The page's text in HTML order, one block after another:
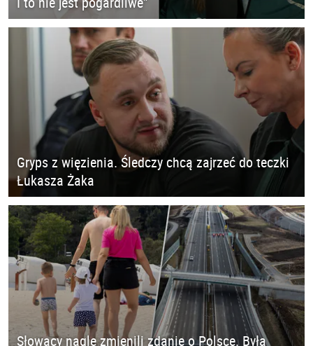
Gryps z więzienia. Śledczy chcą zajrzeć do teczki
Łukasza Żaka
Słowacy nagle zmienili zdanie o Polsce. Była